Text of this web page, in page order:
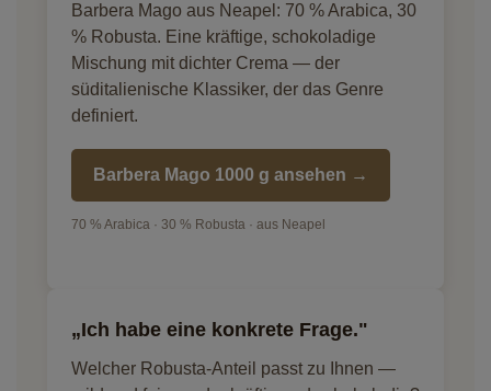
Barbera Mago aus Neapel: 70 % Arabica, 30
% Robusta. Eine kräftige, schokoladige
Mischung mit dichter Crema — der
süditalienische Klassiker, der das Genre
definiert.
Barbera Mago 1000 g ansehen →
70 % Arabica · 30 % Robusta · aus Neapel
„Ich habe eine konkrete Frage."
Welcher Robusta-Anteil passt zu Ihnen —